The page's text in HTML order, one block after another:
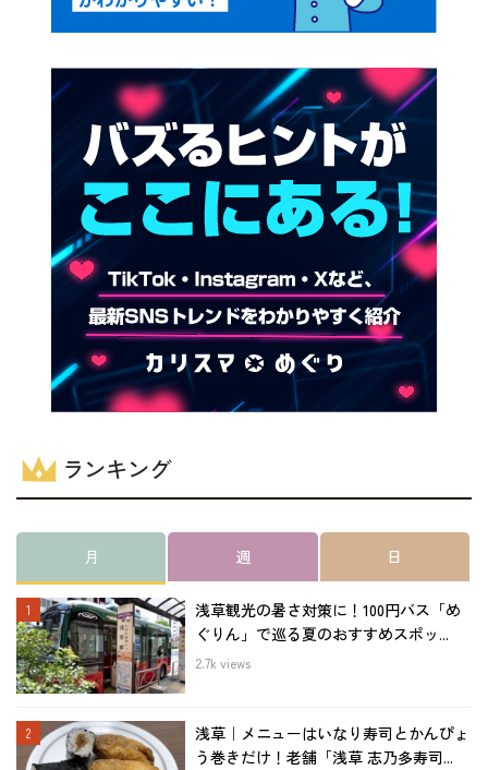
ランキング
月 週 日
浅草観光の暑さ対策に！100円バス「め
ぐりん」で巡る夏のおすすめスポッ...
2.7k views
浅草｜メニューはいなり寿司とかんぴょ
う巻きだけ！老舗「浅草 志乃多寿司...